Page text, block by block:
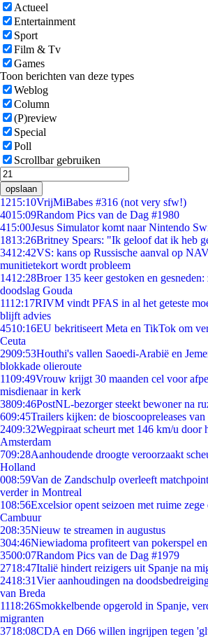
Actueel
Entertainment
Sport
Film & Tv
Games
Toon berichten van deze types
Weblog
Column
(P)review
Special
Poll
Scrollbar gebruiken
opslaan
1215:10VrijMiBabes #316 (not very sfw!)
4015:09Random Pics van de Dag #1980
415:00Jesus Simulator komt naar Nintendo
1813:26Britney Spears: "Ik geloof dat ik heb
3412:42VS: kans op Russische aanval op
munitietekort wordt probleem
1412:28Broer 135 keer gestoken en
doodslag Gouda
1112:17RIVM vindt PFAS in al het geteste
blijft advies
4510:16EU bekritiseert Meta en TikTok om
Ceuta
2909:53Houthi's vallen Saoedi-Arabië en
blokkade olieroute
1109:49Vrouw krijgt 30 maanden cel voor
misdienaar in kerk
3809:46PostNL-bezorger steekt bewoner na
609:45Trailers kijken: de bioscoopreleases
2409:32Wegpiraat scheurt met 146 km/u door
Amsterdam
709:28Aanhoudende droogte veroorzaakt
Holland
008:59Van de Zandschulp overleeft
verder in Montreal
108:56Excelsior opent seizoen met ruime
Cambuur
208:35Nieuw te streamen in augustus
304:46Niewiadoma profiteert van pokerspel
3500:07Random Pics van de Dag #1979
2718:47Italië hindert reizigers uit Spanje na
2418:31Vier aanhoudingen na
van Breda
1118:26Smokkelbende opgerold in Spanje,
migranten
3718:08CDA en D66 willen ingrijpen tegen